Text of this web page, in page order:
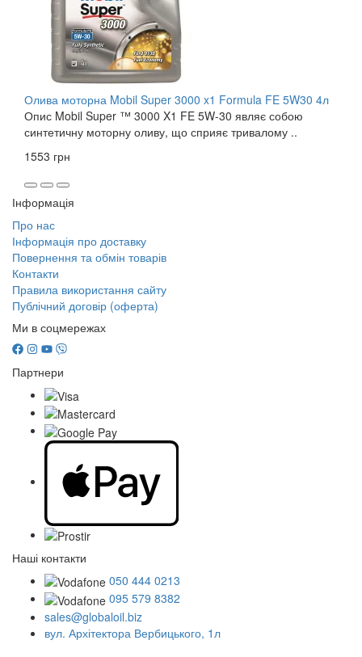
Олива моторна Mobil Super 3000 x1 Formula FE 5W30 4л
Опис Mobil Super ™ 3000 X1 FE 5W-30 являє собою
синтетичну моторну оливу, що сприяє тривалому ..
1553 грн
Інформація
Про нас
Інформація про доставку
Повернення та обмін товарів
Контакти
Правила використання сайту
Публічний договір (оферта)
Ми в соцмережах
Партнери
Наші контакти
050 444 0213
095 579 8382
sales@globaloil.biz
вул. Архітектора Вербицького, 1л